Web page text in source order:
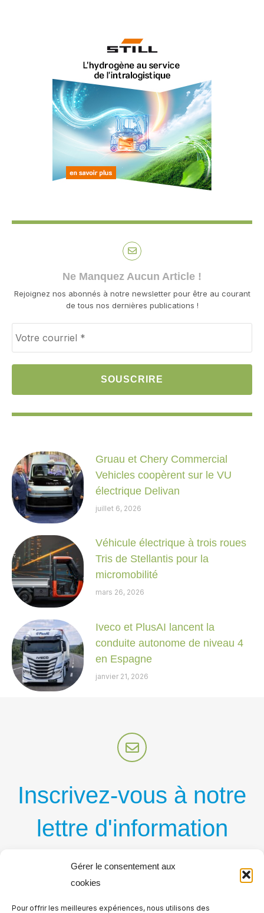
Gérer le consentement aux
cookies
Pour offrir les meilleures expériences, nous utilisons des
Ne Manquez Aucun Article !
Rejoignez nos abonnés à notre newsletter pour être au courant
de tous nos dernières publications !
Gruau et Chery Commercial
Vehicles coopèrent sur le VU
électrique Delivan
juillet 6, 2026
Véhicule électrique à trois roues
Tris de Stellantis pour la
micromobilité
mars 26, 2026
Iveco et PlusAI lancent la
conduite autonome de niveau 4
en Espagne
janvier 21, 2026
Inscrivez-vous à notre
lettre d'information
par courriel